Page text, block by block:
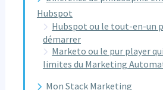
Hubspot
Hubspot ou le tout-en-un
démarrer
Marketo ou le pur player
limites du Marketing
Mon Stack Marketing